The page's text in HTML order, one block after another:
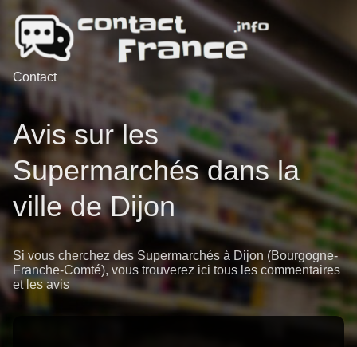
Contact
Avis sur les
Supermarchés dans la
ville de Dijon
Si vous cherchez des Supermarchés à Dijon (Bourgogne-
Franche-Comté), vous trouverez ici tous les commentaires
et les avis